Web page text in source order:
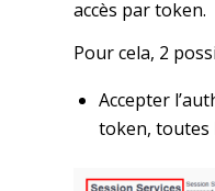
accès par token.
Pour cela, 2
Accepter
token, toutes